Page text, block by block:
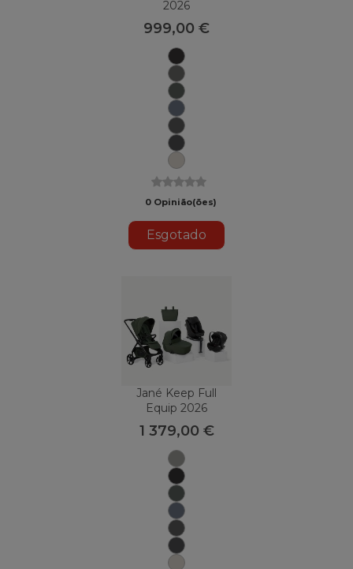
2026
999,00 €
Matt
BlackMars
GrayU78
Botânico
Selo
U79U82
Carvão
Nuvem
U81U88
Sand
II
0 Opinião(ões)
Esgotado
Jané Keep Full
Equip 2026
1 379,00 €
Mars
GrayMatt
Black
U78
Botânico
Selo
U79U82
Carvão
Nuvem
U81U88